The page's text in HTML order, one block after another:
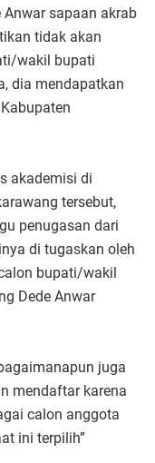
Anwar sapaan akrab
tidak akan
wakil bupati
dia mendapatkan
akademisi di
tersebut,
penugasan dari
di tugaskan oleh
bupati/wakil
Dede Anwar
juga
mendaftar karena
calon anggota
ini terpilih”